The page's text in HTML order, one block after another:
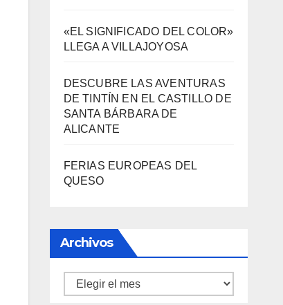
SANTA BÁRBARA DE
ALICANTE
FERIAS EUROPEAS DEL
QUESO
Archivos
Información